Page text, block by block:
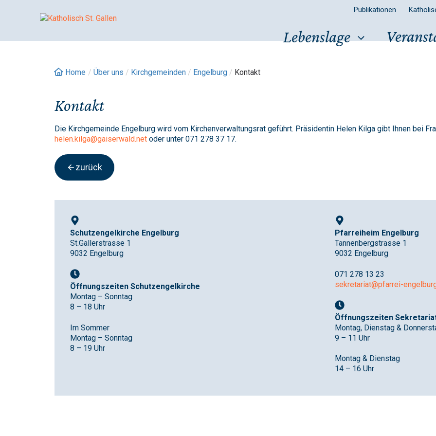
Publikationen
Lebenslage
Home / Über uns / Kirchgemeinden / Engelburg / Kontakt
Kontakt
Die Kirchgemeinde Engelburg wird vom Kirchenverwaltungsrat geführt. Präsidentin Helen Kilga gibt Ihnen bei
helen.kilga@gaiserwald.net oder unter 071 278 37 17.
zurück
Schutzengelkirche Engelburg
St.Gallerstrasse 1
9032 Engelburg
Öffnungszeiten Schutzengelkirche
Montag – Sonntag
8 – 18 Uhr
Im Sommer
Montag – Sonntag
8 – 19 Uhr
Pfarreiheim Engelburg
Tannenbergstrasse 1
9032 Engelburg
071 278 13 23
sekretariat@pfarrei-
Öffnungszeiten
Montag, Dienstag &
9 – 11 Uhr
Montag & Dienstag
14 – 16 Uhr